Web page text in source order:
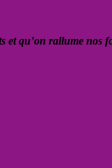
et qu’on rallume